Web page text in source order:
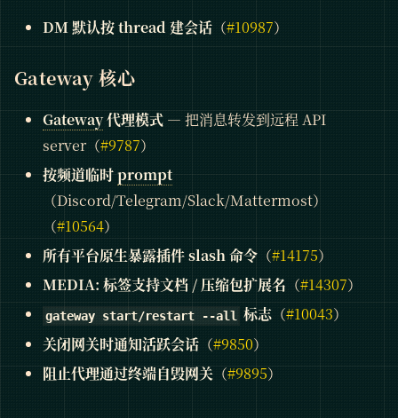
DM 默认按 thread 建会话 （#10987）
Gateway 核心
Gateway代理模式 — 把消息转发到远程 API
server（#9787）
按频道临时prompt
（Discord/Telegram/Slack/Mattermost）
（#10564）
所有平台原生暴露插件 slash 命令 （#14175）
MEDIA: 标签支持文档 / 压缩包扩展名 （#14307）
gateway start/restart --all 标志 （#10043）
关闭网关时通知活跃会话 （#9850）
阻止代理通过终端自毁网关 （#9895）